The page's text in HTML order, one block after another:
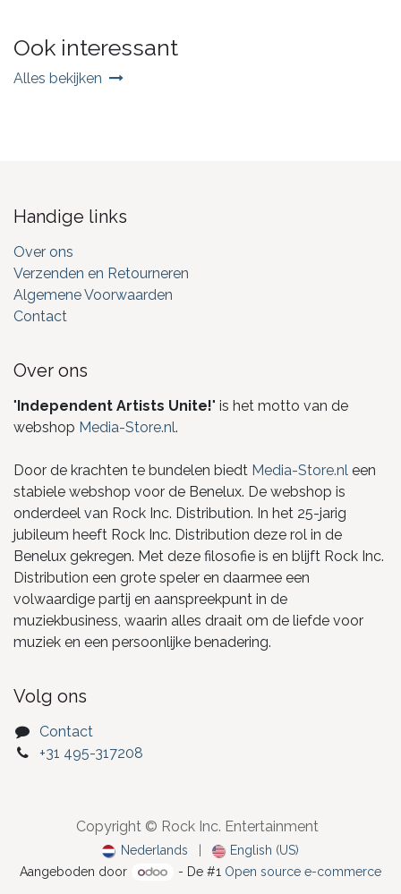
Ook interessant
Alles bekijken
Handige links
Over ons
Verzenden en Retourneren
Algemene Voorwaarden
Contact
Over ons
"Independent Artists Unite!" is het motto van de
webshop Media-Store.nl.
Door de krachten te bundelen biedt Media-Store.nl een
stabiele webshop voor de Benelux. De webshop is
onderdeel van Rock Inc. Distribution. In het 25-jarig
jubileum heeft Rock Inc. Distribution deze rol in de
Benelux gekregen. Met deze filosofie is en blijft Rock Inc.
Distribution een grote speler en daarmee een
volwaardige partij en aanspreekpunt in de
muziekbusiness, waarin alles draait om de liefde voor
muziek en een persoonlijke benadering.
Volg ons
Contact
+31 495-317208
Copyright © Rock Inc. Entertainment
Nederlands
English (US)
Aangeboden door
- De #1 Open source e-commerce